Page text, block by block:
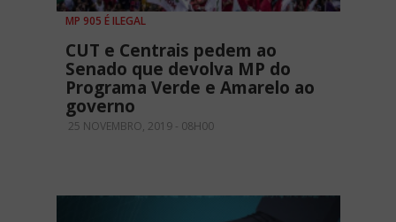
MP 905 É ILEGAL
CUT e Centrais pedem ao
Senado que devolva MP do
Programa Verde e Amarelo ao
governo
25 NOVEMBRO, 2019 - 08H00